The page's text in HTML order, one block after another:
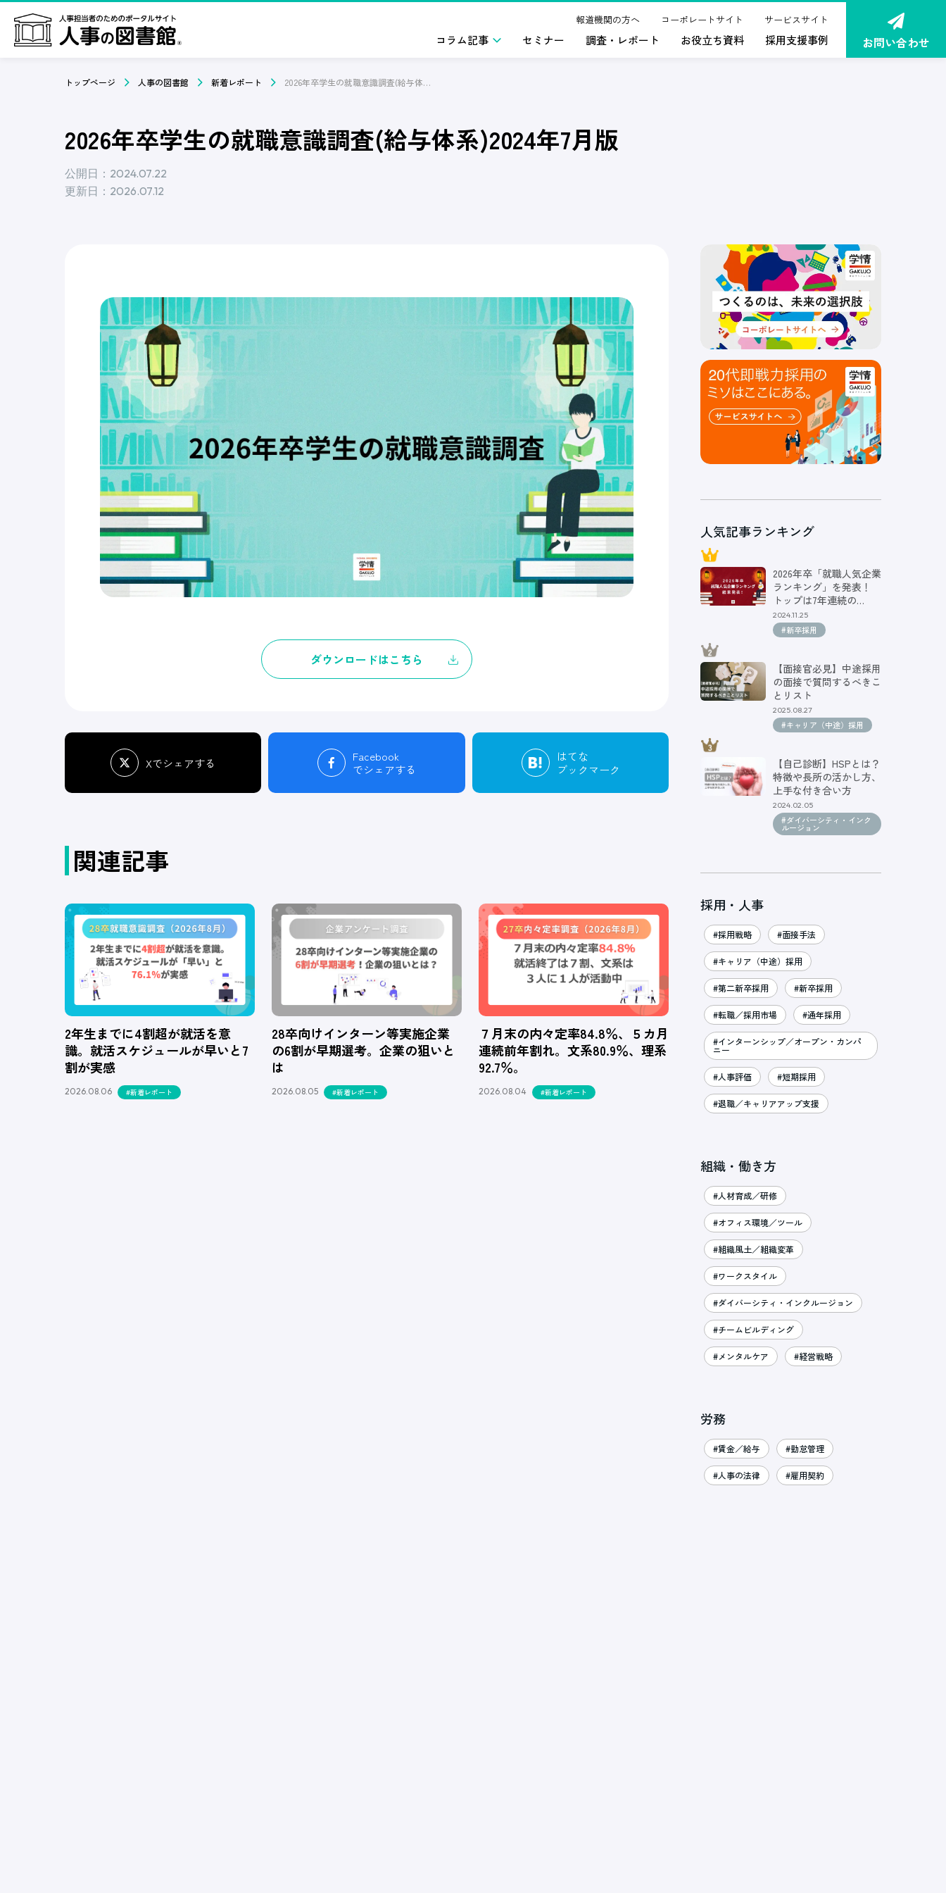
報道機関の方へ コーポレートサイト サービスサイト
コラム記事 セミナー 調査・レポート お役立ち資料 採用支援事例 お問い合わせ
トップページ 人事の図書館 新着レポート 2026年卒学生の就職意識調査(給与体系)2024年7月版
2026年卒学生の就職意識調査(給与体系)2024年7月版
公開日：2024.07.22
更新日：2026.07.12
ダウンロードはこちら
Xでシェアする
Facebook
でシェアする
はてな
ブックマーク
関連記事
2年生までに4割超が就活を意
識。就活スケジュールが早いと7
割が実感
2026.08.06 #新着レポート
28卒向けインターン等実施企業
の6割が早期選考。企業の狙いと
は
2026.08.05 #新着レポート
７月末の内々定率84.8％、５カ月
連続前年割れ。文系80.9％、理系
92.7％。
2026.08.04 #新着レポート
人気記事ランキング
2026年卒「就職人気企業
ランキング」を発表！
トップは7年連続の…
2024.11.25
#新卒採用
【面接官必見】中途採用
の面接で質問するべきこ
とリスト
2025.08.27
#キャリア（中途）採用
【自己診断】HSPとは？
特徴や長所の活かし方、
上手な付き合い方
2024.02.05
#ダイバーシティ・インク
ルージョン
採用・人事
#採用戦略 #面接手法
#キャリア（中途）採用
#第二新卒採用 #新卒採用
#転職／採用市場 #通年採用
#インターンシップ／オープン・カンパ
ニー
#人事評価 #短期採用
#退職／キャリアアップ支援
組織・働き方
#人材育成／研修
#オフィス環境／ツール
#組織風土／組織変革
#ワークスタイル
#ダイバーシティ・インクルージョン
#チームビルディング
#メンタルケア #経営戦略
労務
#賃金／給与 #勤怠管理
#人事の法律 #雇用契約